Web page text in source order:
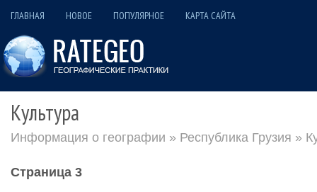
ГЛАВНАЯ НОВОЕ ПОПУЛЯРНОЕ КАРТА САЙТА
Культура
Информация о географии » Республика Грузия »
Страница 3